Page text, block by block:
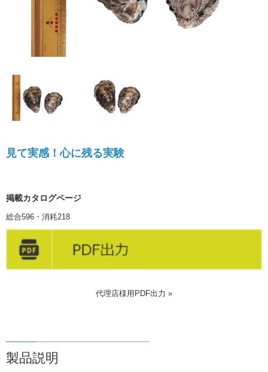
見て実感！心に残る実験
掲載カタログページ
総合596・消耗218
代理店様用PDF出力 »
製品説明